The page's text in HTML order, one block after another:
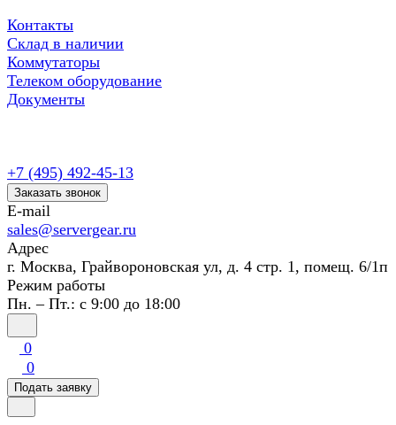
Контакты
Склад в наличии
Коммутаторы
Телеком оборудование
Документы
+7 (495) 492-45-13
Заказать звонок
E-mail
sales@servergear.ru
Адрес
г. Москва, Грайвороновская ул, д. 4 стр. 1, помещ. 6/1п
Режим работы
Пн. – Пт.: с 9:00 до 18:00
0
0
Подать заявку